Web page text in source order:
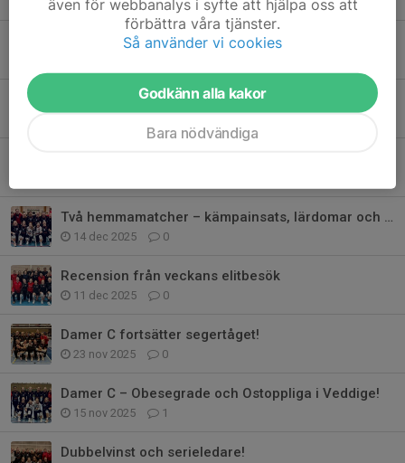
FULL POTT I SKÅRBYHALLEN
2 segrar och 6 poäng
Två hemmamatcher – kämpainsats, lärdomar och stark avslutning före juluppeh
14 dec 2025 0
Recension från veckans elitbesök
11 dec 2025 0
Damer C fortsätter segertåget!
23 nov 2025 0
Damer C – Obesegrade och Ostoppliga i Veddige!
15 nov 2025 1
Dubbelvinst och serieledare!
även för webbanalys i syfte att hjälpa oss att
förbättra våra tjänster.
Så använder vi cookies
Godkänn alla kakor
Bara nödvändiga